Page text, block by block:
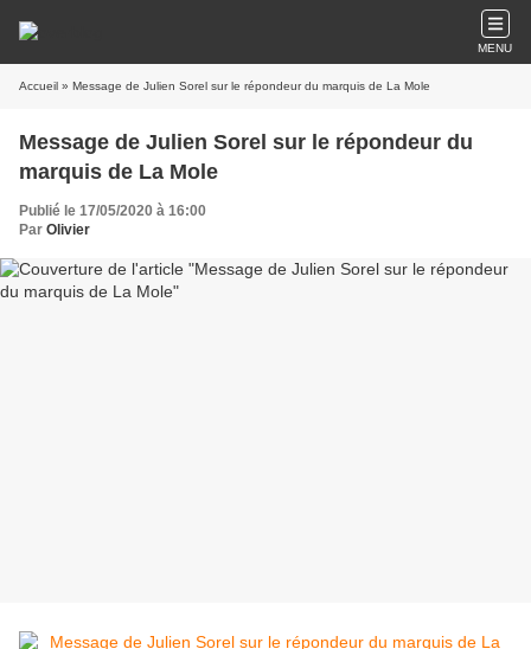
MENU
Accueil » Message de Julien Sorel sur le répondeur du marquis de La Mole
Message de Julien Sorel sur le répondeur du
marquis de La Mole
Publié le 17/05/2020 à 16:00
Par Olivier